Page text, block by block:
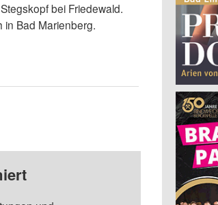
bei Friedewald.
in Bad Marienberg.